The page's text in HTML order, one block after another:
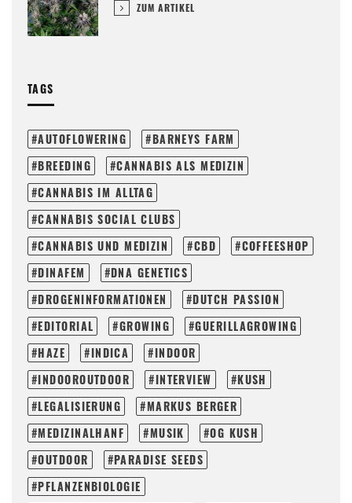
ZUM ARTIKEL
TAGS
AUTOFLOWERING
BARNEYS FARM
BREEDING
CANNABIS ALS MEDIZIN
CANNABIS IM ALLTAG
CANNABIS SOCIAL CLUBS
CANNABIS UND MEDIZIN
CBD
COFFEESHOP
DINAFEM
DNA GENETICS
DROGENINFORMATIONEN
DUTCH PASSION
EDITORIAL
GROWING
GUERILLAGROWING
HAZE
INDICA
INDOOR
INDOOROUTDOOR
INTERVIEW
KUSH
LEGALISIERUNG
MARKUS BERGER
MEDIZINALHANF
MUSIK
OG KUSH
OUTDOOR
PARADISE SEEDS
PFLANZENBIOLOGIE